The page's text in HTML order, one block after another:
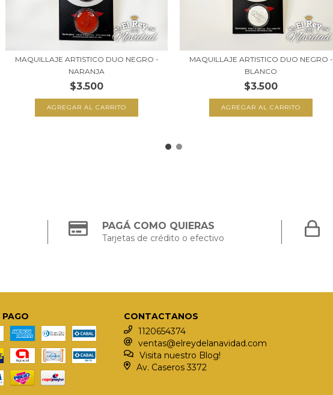
MAQUILLAJE ARTISTICO DUO NEGRO -
NARANJA
$3.500
MAQUILLAJE ARTISTICO DUO NEGRO -
BLANCO
$3.500
PAGÁ COMO QUIERAS
Tarjetas de crédito o efectivo
CONTACTANOS
1120654374
ventas@elreydelanavidad.com
Visita nuestro Blog!
Av. Caseros 3372